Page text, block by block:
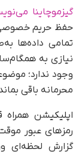
گیزموچاینا
حفظ حریم خصوصی
تمامی داده‌ها
نیازی به
وجود ندارد؛
محرمانه باقی
رمزهای عبور
گزارش لحظه‌ای